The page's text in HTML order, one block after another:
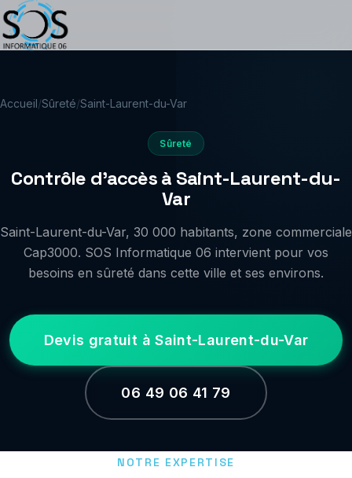
Accueil/Sûreté/Saint-Laurent-du-Var
Sûreté
Contrôle d'accès à Saint-Laurent-du-
Var
Saint-Laurent-du-Var, 30 000 habitants, zone commerciale
Cap3000. SOS Informatique 06 intervient pour vos
besoins en sûreté dans cette ville et ses environs.
Devis gratuit à Saint-Laurent-du-Var
06 49 06 41 79
NOTRE EXPERTISE